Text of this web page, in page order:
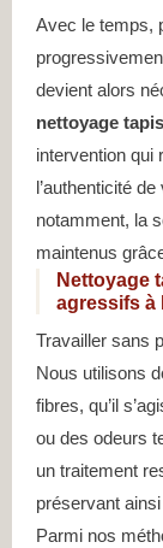
Avec le temps,
devient alors
nettoyage
intervention qui
l’authenticité
notamment, la
maintenus
Nettoyage
agressifs à
Travailler sans
Nous utilisons
fibres, qu’il
ou des odeurs
un traitement
préservant
Parmi nos